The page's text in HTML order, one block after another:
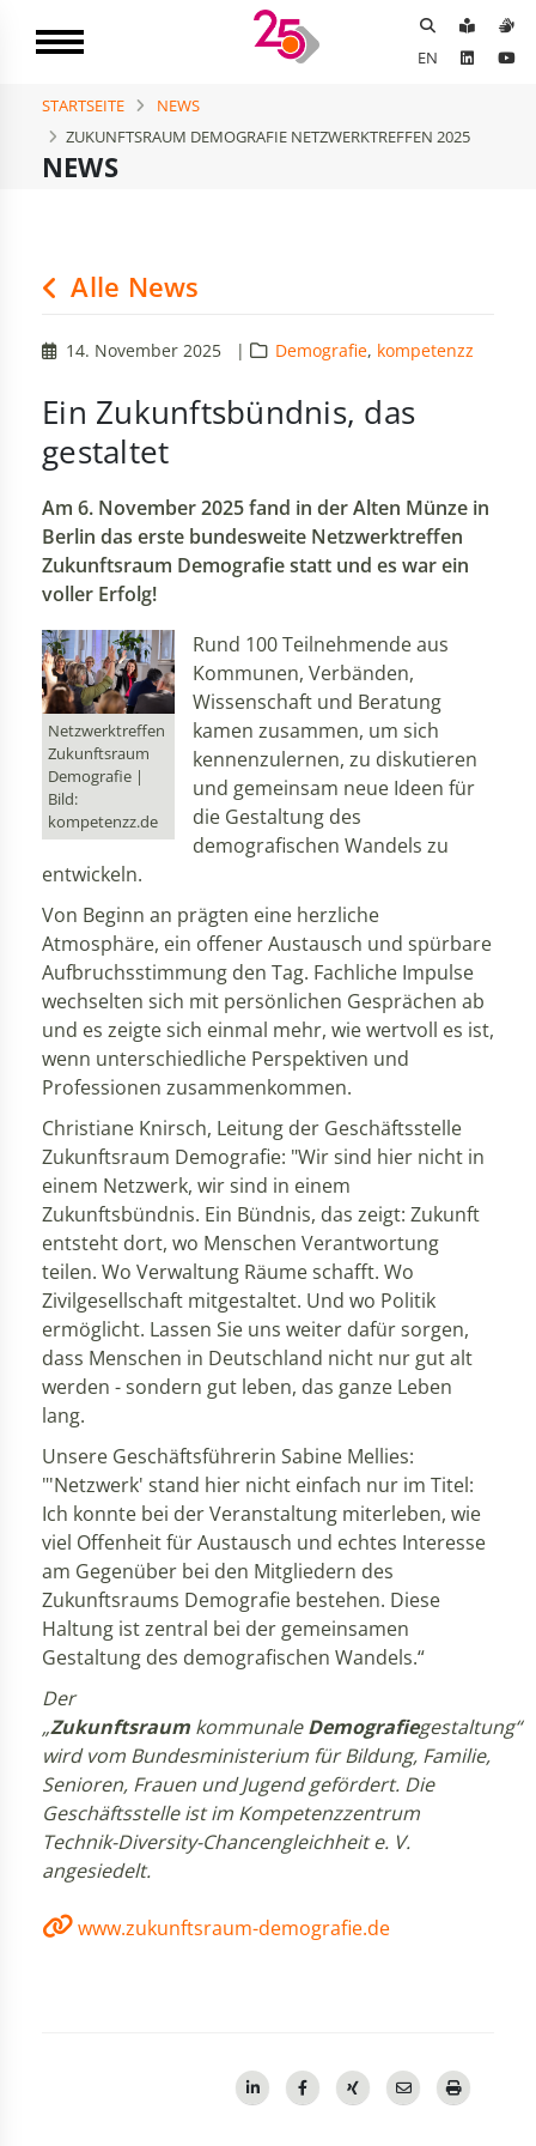
EN
NEWS
STARTSEITE
NEWS
ZUKUNFTSRAUM DEMOGRAFIE NETZWERKTREFFEN 2025
Alle News
14. November 2025 | Demografie, kompetenzz
Ein Zukunftsbündnis, das
gestaltet
Am 6. November 2025 fand in der Alten Münze in
Berlin das erste bundesweite Netzwerktreffen
Zukunftsraum Demografie statt und es war ein
voller Erfolg!
Netzwerktreffen
Zukunftsraum
Demografie |
Bild:
kompetenzz.de
Rund 100 Teilnehmende aus
Kommunen, Verbänden,
Wissenschaft und Beratung
kamen zusammen, um sich
kennenzulernen, zu diskutieren
und gemeinsam neue Ideen für
die Gestaltung des
demografischen Wandels zu
entwickeln.
Von Beginn an prägten eine herzliche
Atmosphäre, ein offener Austausch und spürbare
Aufbruchsstimmung den Tag. Fachliche Impulse
wechselten sich mit persönlichen Gesprächen ab
und es zeigte sich einmal mehr, wie wertvoll es ist,
wenn unterschiedliche Perspektiven und
Professionen zusammenkommen.
Christiane Knirsch, Leitung der Geschäftsstelle
Zukunftsraum Demografie: "Wir sind hier nicht in
einem Netzwerk, wir sind in einem
Zukunftsbündnis. Ein Bündnis, das zeigt: Zukunft
entsteht dort, wo Menschen Verantwortung
teilen. Wo Verwaltung Räume schafft. Wo
Zivilgesellschaft mitgestaltet. Und wo Politik
ermöglicht. Lassen Sie uns weiter dafür sorgen,
dass Menschen in Deutschland nicht nur gut alt
werden - sondern gut leben, das ganze Leben
lang.
Unsere Geschäftsführerin Sabine Mellies:
"'Netzwerk' stand hier nicht einfach nur im Titel:
Ich konnte bei der Veranstaltung miterleben, wie
viel Offenheit für Austausch und echtes Interesse
am Gegenüber bei den Mitgliedern des
Zukunftsraums Demografie bestehen. Diese
Haltung ist zentral bei der gemeinsamen
Gestaltung des demografischen Wandels.“
Der
„Zukunftsraum kommunaleDemografiegestaltung“
wird vom Bundesministerium für Bildung, Familie,
Senioren, Frauen und Jugend gefördert. Die
Geschäftsstelle ist im Kompetenzzentrum
Technik-Diversity-Chancengleichheit e. V.
angesiedelt.
www.zukunftsraum-demografie.de